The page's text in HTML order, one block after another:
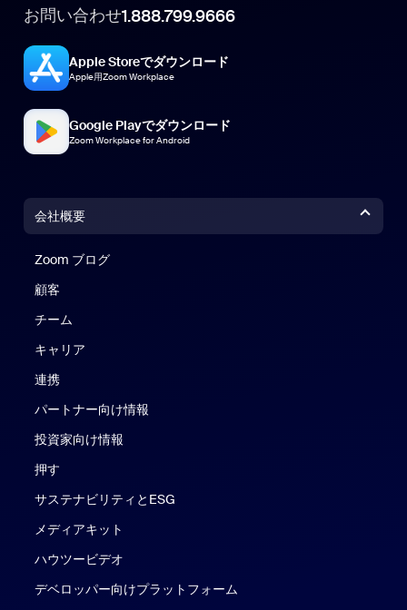
お問い合わせ1.888.799.9666
Apple Storeでダウンロード
Apple用Zoom Workplace
Google Playでダウンロード
Zoom Workplace for Android
会社概要
Zoom ブログ
顧客
チーム
キャリア
連携
パートナー向け情報
投資家向け情報
押す
サステナビリティとESG
メディアキット
ハウツービデオ
デベロッパー向けプラットフォーム